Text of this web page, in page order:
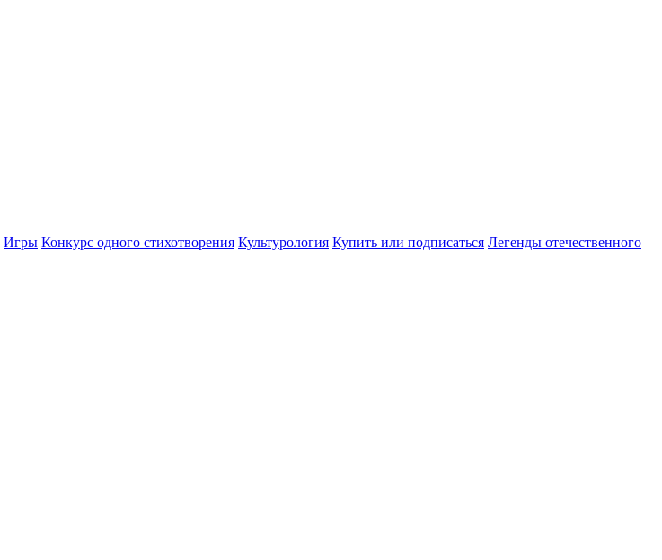
Игры Конкурс одного стихотворения Культурология Купить или подписаться Легенды отечественного